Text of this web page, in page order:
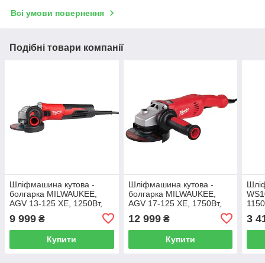
Всі умови повернення
Подібні товари компанії
Шліфмашина кутова -
болгарка MILWAUKEE,
AGV 13-125 XE, 1250Вт,
11500 об/хв) (захисний
кожух, опорна та затис
9 999 ₴
Купити
Шліфмашина кутова -
болгарка MILWAUKEE,
AGV 17-125 XE, 1750Вт,
діаметр 125мм (захисний
кожух, опорна та затискна
гайки, ключ, бі
12 999₴
Купити
3